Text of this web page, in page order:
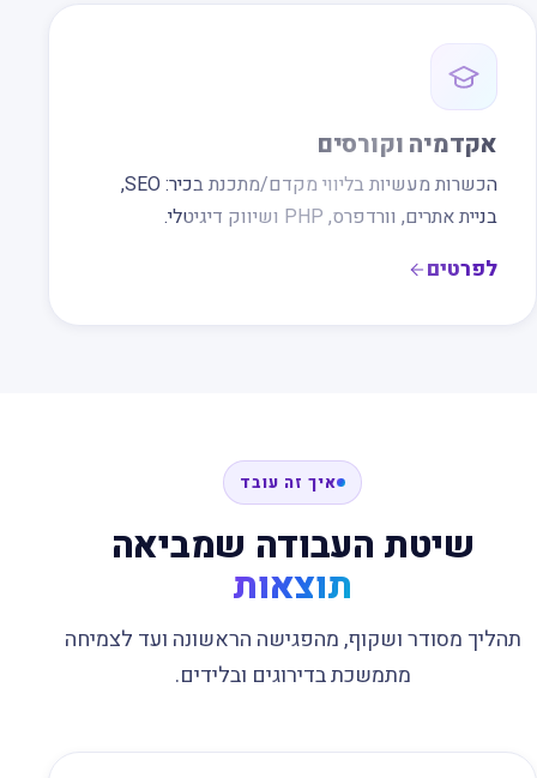
אקדמיה וקורסים
הכשרות מעשיות בליווי מקדם/מתכנת בכיר: SEO,
בניית אתרים, וורדפרס, PHP ושיווק דיגיטלי.
לפרטים
איך זה עובד
שיטת העבודה שמביאה
תוצאות
תהליך מסודר ושקוף, מהפגישה הראשונה ועד לצמיחה
מתמשכת בדירוגים ובלידים.